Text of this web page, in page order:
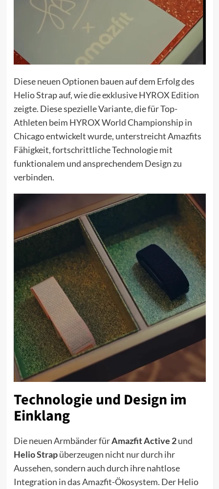
Diese neuen Optionen bauen auf dem Erfolg des
Helio Strap auf, wie die exklusive HYROX Edition
zeigte. Diese spezielle Variante, die für Top-
Athleten beim HYROX World Championship in
Chicago entwickelt wurde, unterstreicht Amazfits
Fähigkeit, fortschrittliche Technologie mit
funktionalem und ansprechendem Design zu
verbinden.
Technologie und Design im
Einklang
Die neuen Armbänder fürAmazfit Active 2und
Helio Strapüberzeugen nicht nur durch ihr
Aussehen, sondern auch durch ihre nahtlose
Integration in das Amazfit-Ökosystem. Der Helio